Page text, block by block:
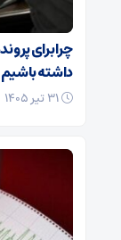
چرا برای
داشته